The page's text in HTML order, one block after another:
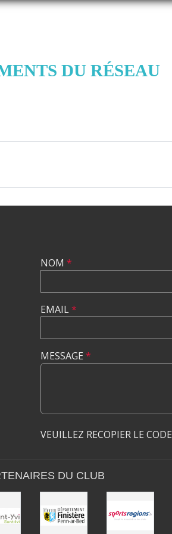
DU RÉSEAU
NOM *
EMAIL*
MESSAGE *
VEUILLEZ RECOPIER LE CODE
DU CLUB